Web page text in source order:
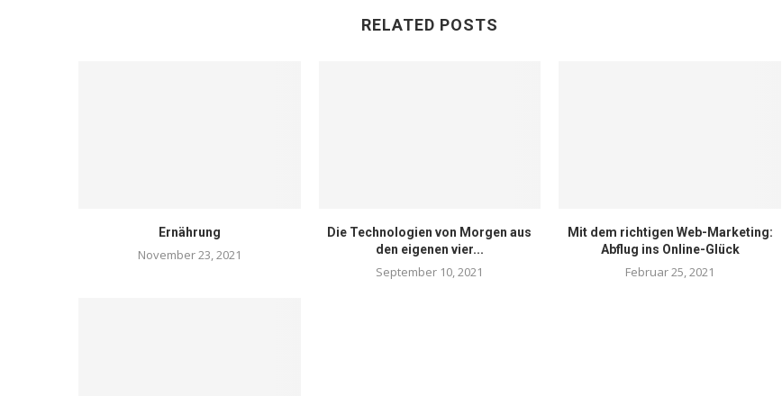
RELATED POSTS
Ernährung
November 23, 2021
Die Technologien von Morgen aus
den eigenen vier...
September 10, 2021
Mit dem richtigen Web-Marketing:
Abflug ins Online-Glück
Februar 25, 2021